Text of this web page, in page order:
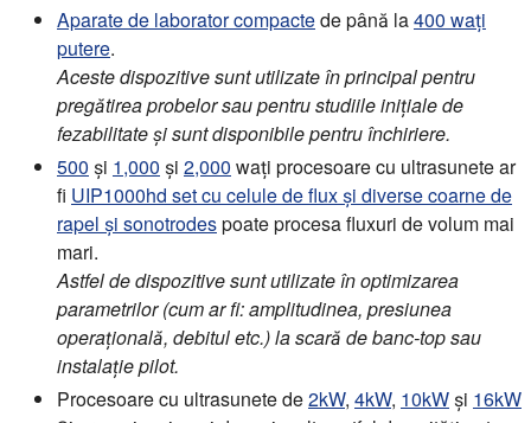
Aparate de laborator compactede până la400 wați
putere.
Aceste dispozitive sunt utilizate în principal pentru
pregătirea probelor sau pentru studiile inițiale de
fezabilitate și sunt disponibile pentru închiriere.
500 și 1,000 și 2,000 wați procesoare cu ultrasunete ar
fi UIP1000hd set cu celule de flux și diverse coarne de
rapel și sonotrodespoate procesa fluxuri de volum mai
mari.
Astfel de dispozitive sunt utilizate în optimizarea
parametrilor (cum ar fi: amplitudinea, presiunea
operațională, debitul etc.) la scară de banc-top sau
instalație pilot.
Procesoare cu ultrasunete de2kW, 4kW, 10kWși 16kW